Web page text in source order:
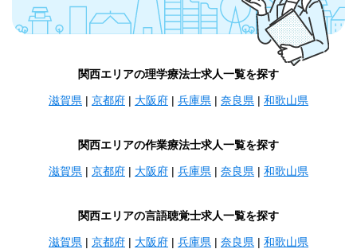
関西エリアの理学療法士求人一覧を探す
滋賀県 | 京都府 | 大阪府 | 兵庫県 | 奈良県 | 和歌山県
関西エリアの作業療法士求人一覧を探す
滋賀県 | 京都府 | 大阪府 | 兵庫県 | 奈良県 | 和歌山県
関西エリアの言語聴覚士求人一覧を探す
滋賀県 | 京都府 | 大阪府 | 兵庫県 | 奈良県 | 和歌山県